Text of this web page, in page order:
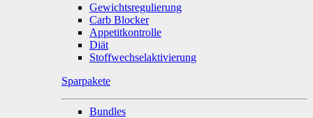
Gewichtsregulierung
Carb Blocker
Appetitkontrolle
Diät
Stoffwechselaktivierung
Sparpakete
Bundles